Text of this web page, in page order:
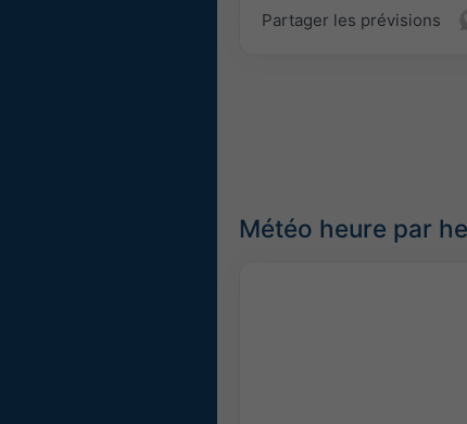
Partager les prévisions
Météo heure par